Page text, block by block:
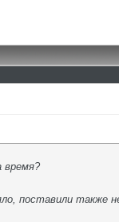
время?
поставили также